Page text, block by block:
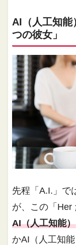
AI（人工知
つの彼女」
先程「A.I.」で
が、この「Her
AI（人工知能
かAI（人工知